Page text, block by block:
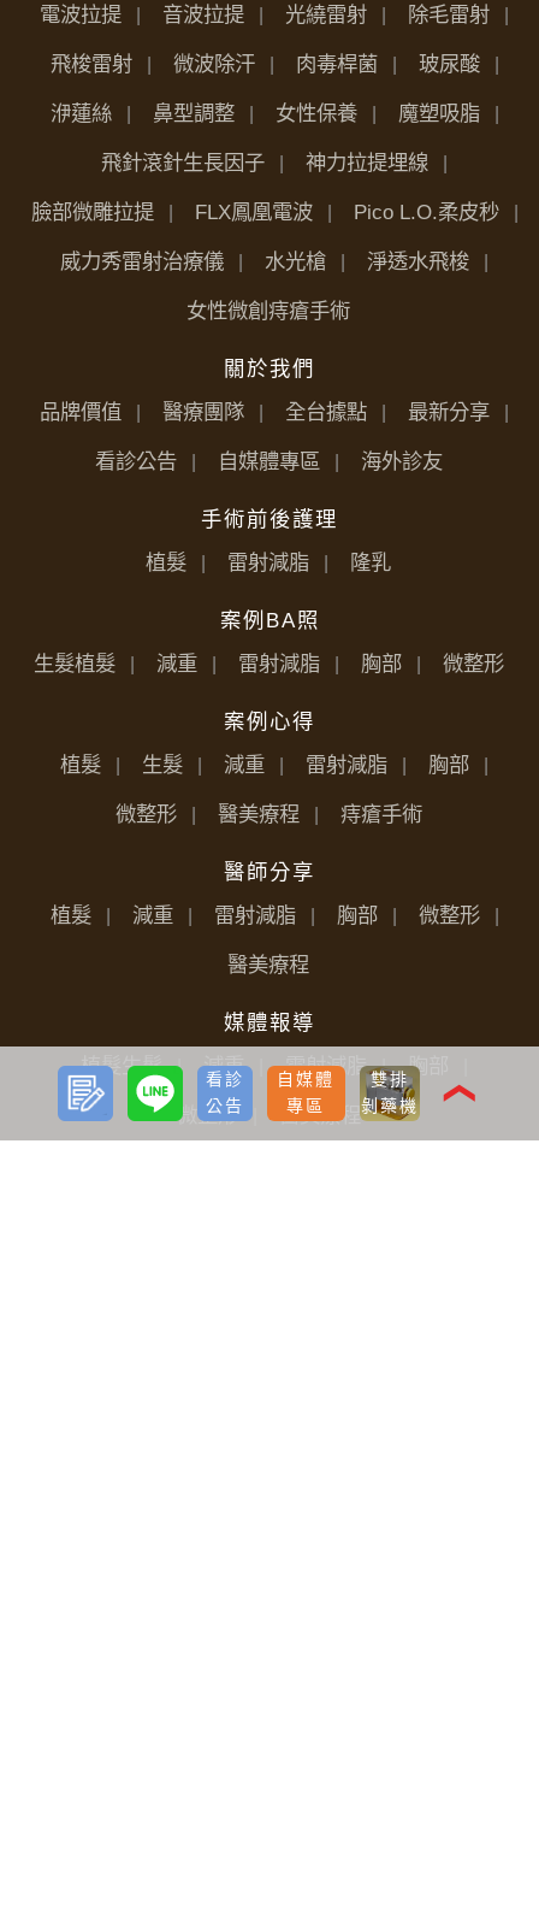
雙排
剝藥機
自媒體
專區
看診
公告
預約
諮詢
LINE
❮
電波拉提 音波拉提 光繞雷射 除毛雷射
飛梭雷射 微波除汗 肉毒桿菌 玻尿酸
洢蓮絲 鼻型調整 女性保養 魔塑吸脂
飛針滾針生長因子 神力拉提埋線
臉部微雕拉提 FLX鳳凰電波 Pico L.O.柔皮秒
威力秀雷射治療儀 水光槍 淨透水飛梭
女性微創痔瘡手術
關於我們
品牌價值
醫療團隊 全台據點 最新分享
看診公告 自媒體專區 海外診友
手術前後護理
植髮
雷射減脂 隆乳
案例BA照
生髮植髮
減重 雷射減脂 胸部 微整形
案例心得
植髮
生髮 減重 雷射減脂 胸部
微整形 醫美療程 痔瘡手術
醫師分享
植髮
減重 雷射減脂 胸部 微整形
醫美療程
媒體報導
植髮生髮
減重 雷射減脂 胸部
微整形 醫美療程